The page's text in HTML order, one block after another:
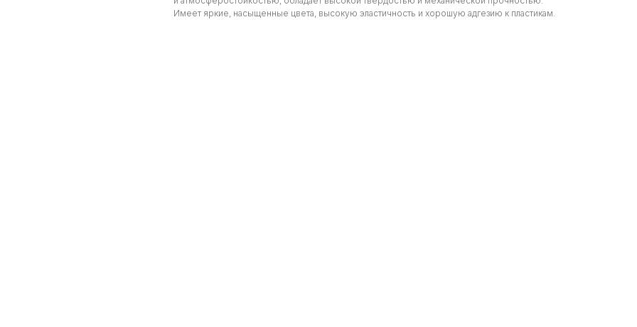
Имеет яркие, насыщенные цвета, высокую эластичность и хорошую адгезию к пластикам.